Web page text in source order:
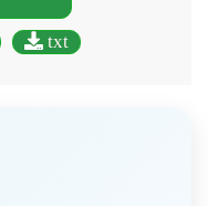
txt